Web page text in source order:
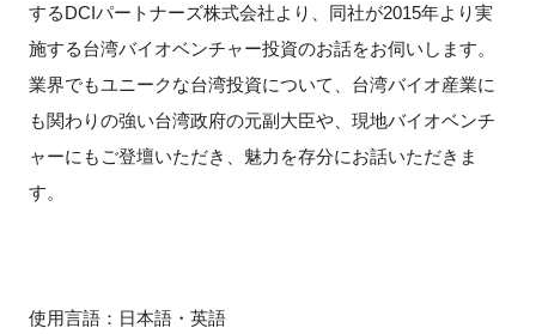
するDCIパートナーズ株式会社より、同社が2015年より実
施する台湾バイオベンチャー投資のお話をお伺いします。
業界でもユニークな台湾投資について、台湾バイオ産業に
も関わりの強い台湾政府の元副大臣や、現地バイオベンチ
ャーにもご登壇いただき、魅力を存分にお話いただきま
す。
使用言語：日本語・英語